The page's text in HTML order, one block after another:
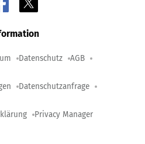
Datenschutz AGB
Datenschutzanfrage
Privacy Manager